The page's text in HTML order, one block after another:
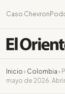
Caso Chevron
Inicio › Colombia ›
mayo de 2026.